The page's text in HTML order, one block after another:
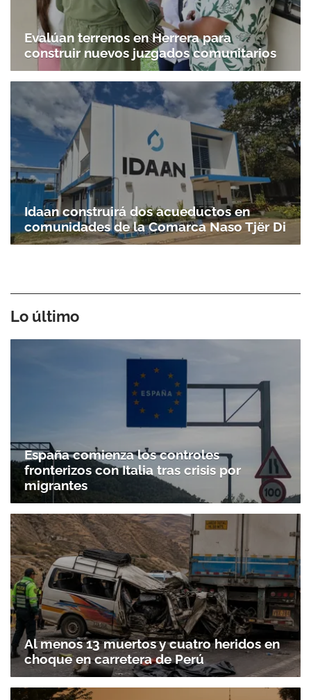
Evalúan terrenos en Herrera para
construir nuevos juzgados comunitarios
Idaan construirá dos acueductos en
comunidades de la Comarca Naso Tjër Di
Lo último
España comienza los controles
fronterizos con Italia tras crisis por
migrantes
Al menos 13 muertos y cuatro heridos en
choque en carretera de Perú